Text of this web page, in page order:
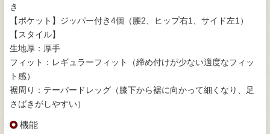
き
【ポケット】ジッパー付き4個（腰2、ヒップ右1、サイド左1）
【スタイル】
生地厚：厚手
フィット：レギュラーフィット（締め付けが少ない適度なフィッ
ト感）
裾周り：テーパードレッグ（膝下から裾に向かって細くなり、足
さばきがしやすい）
機能